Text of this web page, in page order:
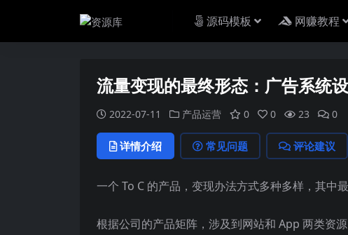
源码模板 网赚教程
流量变现的最终形态：广告系统
2022-07-11 产品运营 0 0 23 0
详情介绍 常见问题 评论建议
一个 To C 的产品，变现办法方式多种多样，其中
根据公司的产品矩阵，涉及到网站和 App 两类资